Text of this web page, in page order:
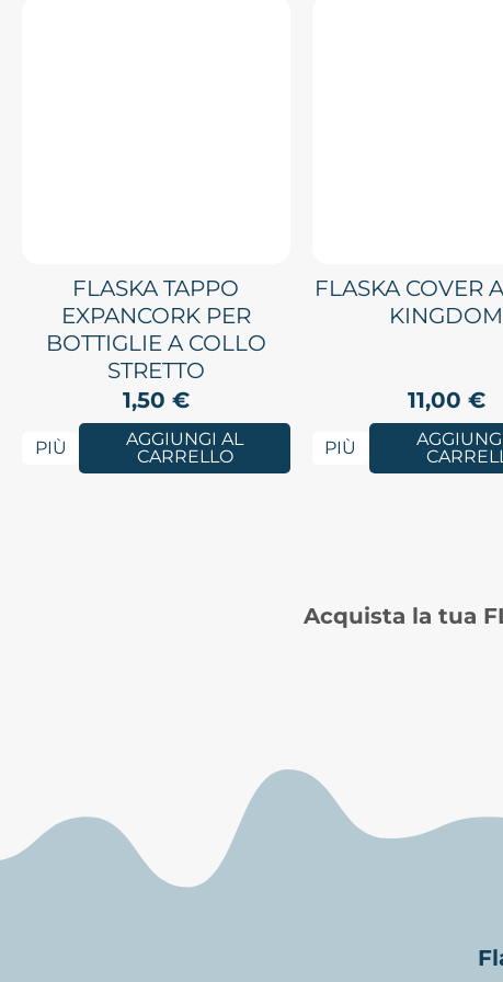
FLASKA TAPPO
EXPANCORK PER
BOTTIGLIE A COLLO
STRETTO
1,50 €
PIÙ
AGGIUNGI AL
CARRELLO
FLASKA COVER
KINGDOM
11,00 €
PIÙ
Acquista la tua